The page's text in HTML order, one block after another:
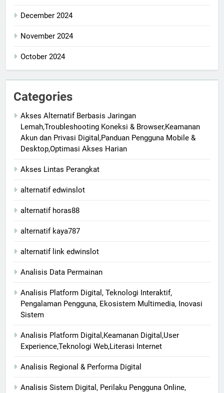
December 2024
November 2024
October 2024
Categories
Akses Alternatif Berbasis Jaringan
Lemah,Troubleshooting Koneksi & Browser,Keamanan
Akun dan Privasi Digital,Panduan Pengguna Mobile &
Desktop,Optimasi Akses Harian
Akses Lintas Perangkat
alternatif edwinslot
alternatif horas88
alternatif kaya787
alternatif link edwinslot
Analisis Data Permainan
Analisis Platform Digital, Teknologi Interaktif,
Pengalaman Pengguna, Ekosistem Multimedia, Inovasi
Sistem
Analisis Platform Digital,Keamanan Digital,User
Experience,Teknologi Web,Literasi Internet
Analisis Regional & Performa Digital
Analisis Sistem Digital, Perilaku Pengguna Online,